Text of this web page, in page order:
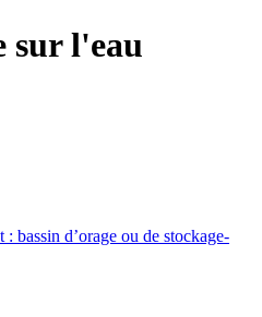
sur l'eau
bassin d’orage ou de stockage-